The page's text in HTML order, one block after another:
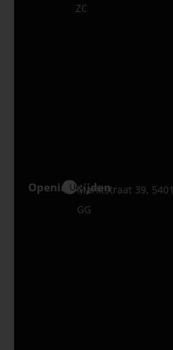
ZC
Openingstijden
Uden
Marktstraat 39, 5401
GG